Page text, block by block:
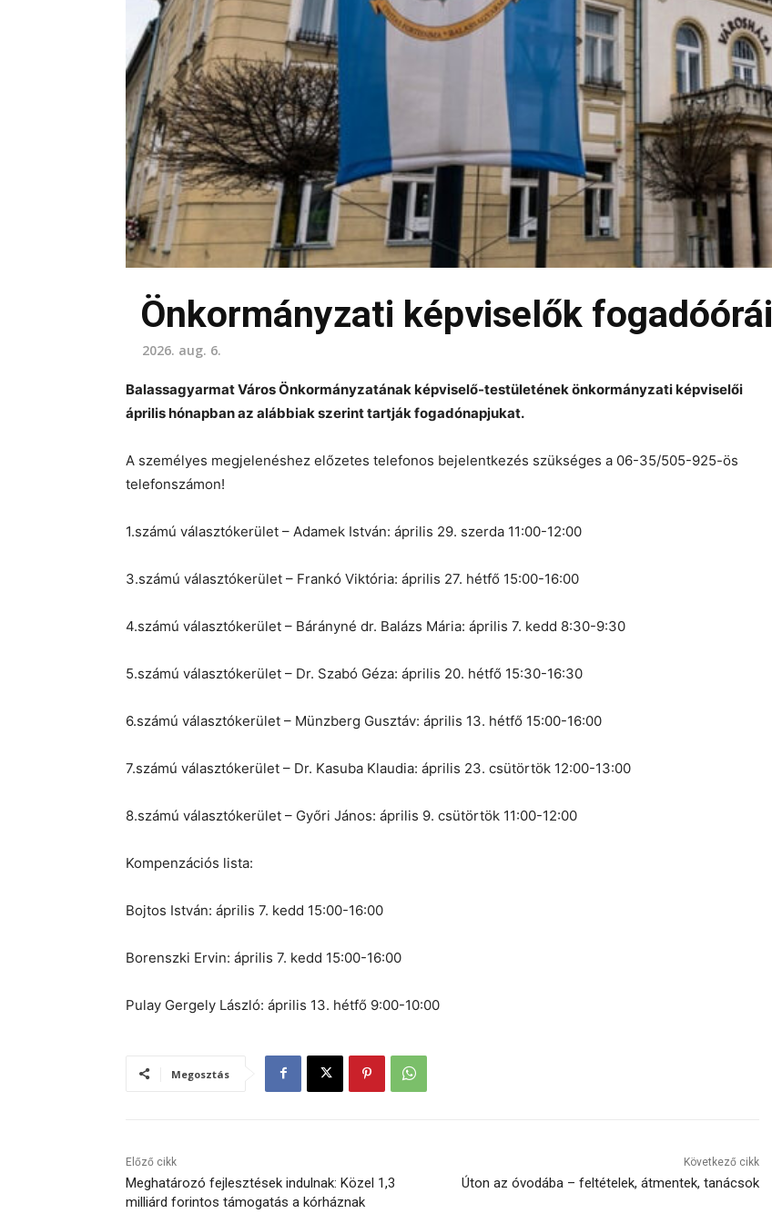
Önkormányzati képviselők fogadóórái
2026. aug. 6.
Balassagyarmat Város Önkormányzatának képviselő-testületének önkormányzati képviselői
április hónapban az alábbiak szerint tartják fogadónapjukat.
A személyes megjelenéshez előzetes telefonos bejelentkezés szükséges a 06-35/505-925-ös
telefonszámon!
1.számú választókerület – Adamek István: április 29. szerda 11:00-12:00
3.számú választókerület – Frankó Viktória: április 27. hétfő 15:00-16:00
4.számú választókerület – Bárányné dr. Balázs Mária: április 7. kedd 8:30-9:30
5.számú választókerület – Dr. Szabó Géza: április 20. hétfő 15:30-16:30
6.számú választókerület – Münzberg Gusztáv: április 13. hétfő 15:00-16:00
7.számú választókerület – Dr. Kasuba Klaudia: április 23. csütörtök 12:00-13:00
8.számú választókerület – Győri János: április 9. csütörtök 11:00-12:00
Kompenzációs lista:
Bojtos István: április 7. kedd 15:00-16:00
Borenszki Ervin: április 7. kedd 15:00-16:00
Pulay Gergely László: április 13. hétfő 9:00-10:00
Megosztás
Előző cikk
Meghatározó fejlesztések indulnak: Közel 1,3
milliárd forintos támogatás a kórháznak
Következő cikk
Úton az óvodába – feltételek, átmentek, tanácsok